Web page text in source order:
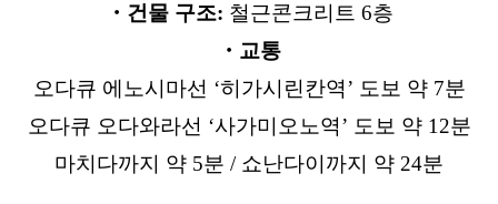
・건물 구조: 철근콘크리트 6층
・교통
오다큐 에노시마선 ‘히가시린칸역’ 도보 약 7분
오다큐 오다와라선 ‘사가미오노역’ 도보 약 12분
마치다까지 약 5분 / 쇼난다이까지 약 24분